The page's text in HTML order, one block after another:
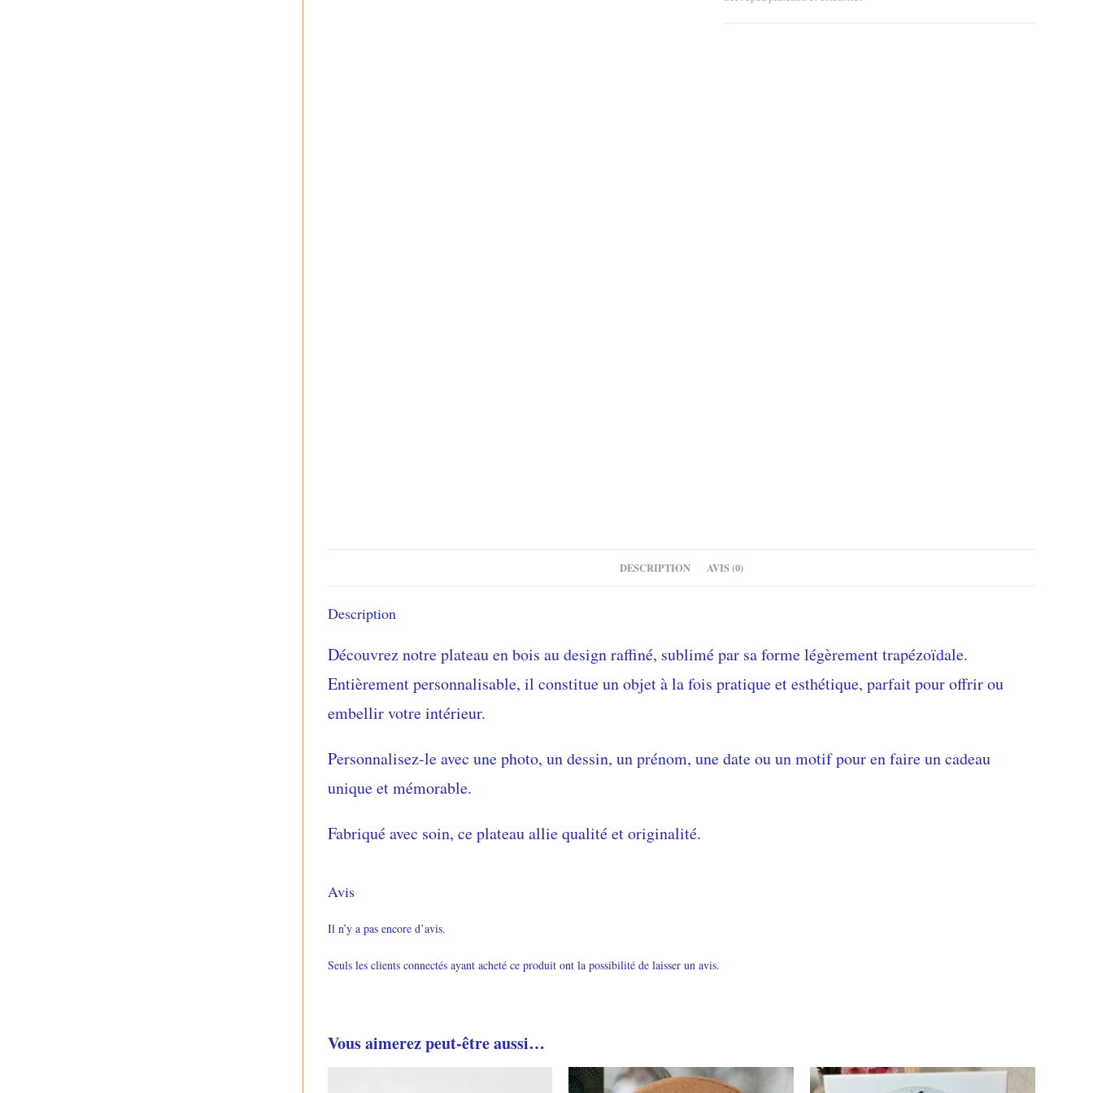
DESCRIPTION AVIS (0)
Description
Découvrez notre plateau en bois au design raffiné, sublimé par sa forme légèrement trapézoïdale.
Entièrement personnalisable, il constitue un objet à la fois pratique et esthétique, parfait pour offrir ou
embellir votre intérieur.
Personnalisez-le avec une photo, un dessin, un prénom, une date ou un motif pour en faire un cadeau
unique et mémorable.
Fabriqué avec soin, ce plateau allie qualité et originalité.
Avis
Il n’y a pas encore d’avis.
Seuls les clients connectés ayant acheté ce produit ont la possibilité de laisser un avis.
Vous aimerez peut-être aussi…